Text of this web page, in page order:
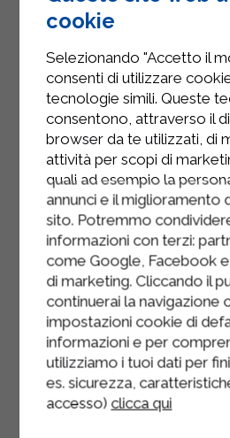
Versez la
sulfurisé, refermez-
forme de salami.
réfrigérez pendant
heures.
Retirez le salami
sulfurisé, enrobez-
puis coupez-le en
servez.
cookie
Selezionando "Accetto il
consenti di utilizzare
tecnologie simili. Queste
consentono, attraverso il
browser da te utilizzati, di
attività per scopi di
quali ad esempio la
annunci e il miglioramento
sito. Potremmo
informazioni con terzi:
come Google, Facebook
di marketing. Cliccando il
continuerai la navigazione
impostazioni cookie di
informazioni e per
utilizziamo i tuoi dati per
es. sicurezza,
accesso) clicca qui